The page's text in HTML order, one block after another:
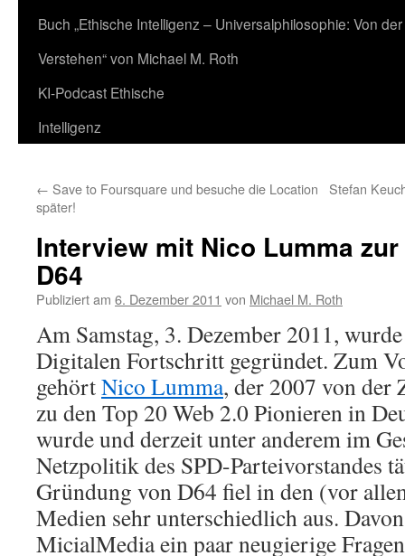
springen
Buch „Ethische Intelligenz – Universalphilosophie: Von
Verstehen“ von Michael M. Roth
KI-Podcast Ethische
Intelligenz
← Save to Foursquare und besuche die Location
später!
Stefan
Interview mit Nico Lumma
D64
Publiziert am 6. Dezember 2011 von Michael M. Roth
Am Samstag, 3. Dezember 2011,
Digitalen Fortschritt gegründet. Zum
gehörtNico Lumma, der 2007 von
zu den Top 20 Web 2.0 Pionieren in
wurde und derzeit unter anderem im
Netzpolitik des SPD-Parteivorstandes
Gründung von D64 fiel in den (vor
Medien sehr unterschiedlich aus.
MicialMedia ein paar neugierige